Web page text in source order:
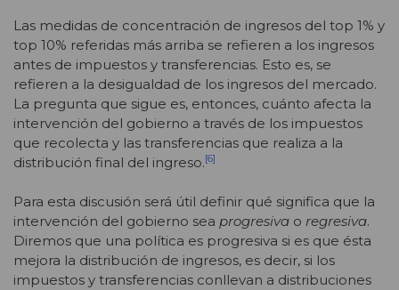
Las medidas de concentración de ingresos del top 1% y
top 10% referidas más arriba se refieren a los ingresos
antes de impuestos y transferencias. Esto es, se
refieren a la desigualdad de los ingresos del mercado.
La pregunta que sigue es, entonces, cuánto afecta la
intervención del gobierno a través de los impuestos
que recolecta y las transferencias que realiza a la
distribución final del ingreso.[6]
Para esta discusión será útil definir qué significa que la
intervención del gobierno sea progresiva o regresiva.
Diremos que una política es progresiva si es que ésta
mejora la distribución de ingresos, es decir, si los
impuestos y transferencias conllevan a distribuciones